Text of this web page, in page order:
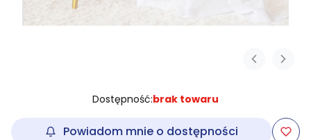
Dostępność:brak towaru
Powiadom mnie o dostępności